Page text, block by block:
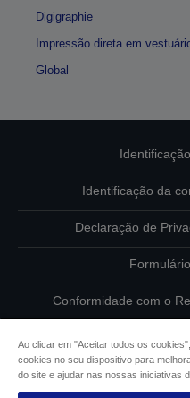
Digigraphie
Impressão direta em
Global
Identificação da
Declaração de
Conformidade com o
Ao clicar em "Aceitar todos os
cookies no seu dispositivo para
do site e ajudar nas nossas iniciativas